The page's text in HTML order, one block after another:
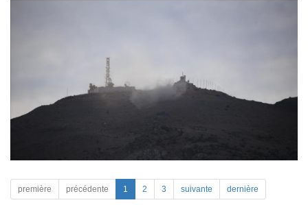
première précédente 1 2 3 suivante dernière